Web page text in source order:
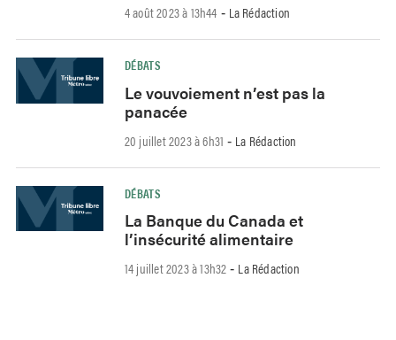
4 août 2023 à 13h44 - La Rédaction
DÉBATS
Le vouvoiement n’est pas la
panacée
20 juillet 2023 à 6h31 - La Rédaction
DÉBATS
La Banque du Canada et
l’insécurité alimentaire
14 juillet 2023 à 13h32 - La Rédaction